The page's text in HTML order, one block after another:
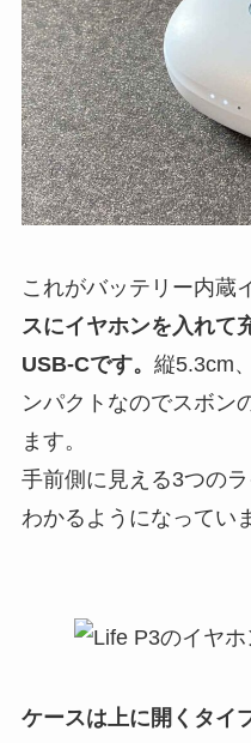
これがバッテリー内蔵
スにイヤホンを入れて
USB-Cです。 縦5.3cm
ンパクトなのでスボン
ます。
手前側に見える3つの
わかるようになってい
ケースは上に開くタイ